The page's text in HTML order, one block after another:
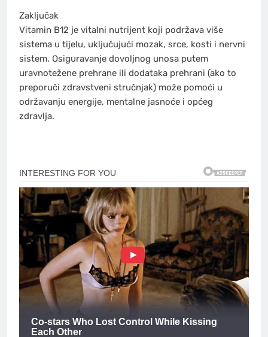
Zaključak
Vitamin B12 je vitalni nutrijent koji podržava više
sistema u tijelu, uključujući mozak, srce, kosti i nervni
sistem. Osiguravanje dovoljnog unosa putem
uravnotežene prehrane ili dodataka prehrani (ako to
preporuči zdravstveni stručnjak) može pomoći u
održavanju energije, mentalne jasnoće i općeg
zdravlja.